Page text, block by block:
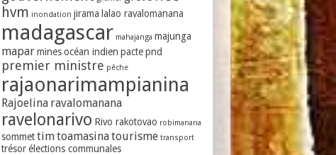
hvm inondation jirama lalao ravalomanana
madagascar mahajanga majunga
mapar mines océan indien pacte pnd
premier ministre pêche
rajaonarimampianina
Rajoelina ravalomanana
ravelonarivo Rivo rakotovao robimanana
sommet timtoamasinatourisme transport
trésor élections communales